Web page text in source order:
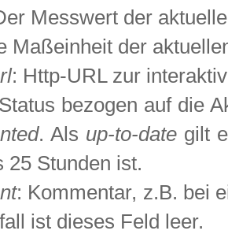
Messwert der
Maßeinheit der
: Http-URL zur
bezogen auf die
. Als up-to-date gilt
25 Stunden ist.
: Kommentar, z.B. bei
ist dieses Feld leer.